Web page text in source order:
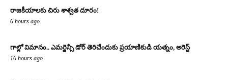
రాజకీయాలకు చిరు శాశ్వత దూరం!
6 hours ago
గాల్లో విమానం.. ఎమర్జెన్సీ డోర్ తెరిచేందుకు ప్రయాణికుడి యత్నం, అరెస్ట్
16 hours ago